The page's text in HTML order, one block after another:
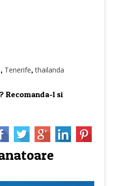
, Tenerife,thailanda
Recomanda-l si